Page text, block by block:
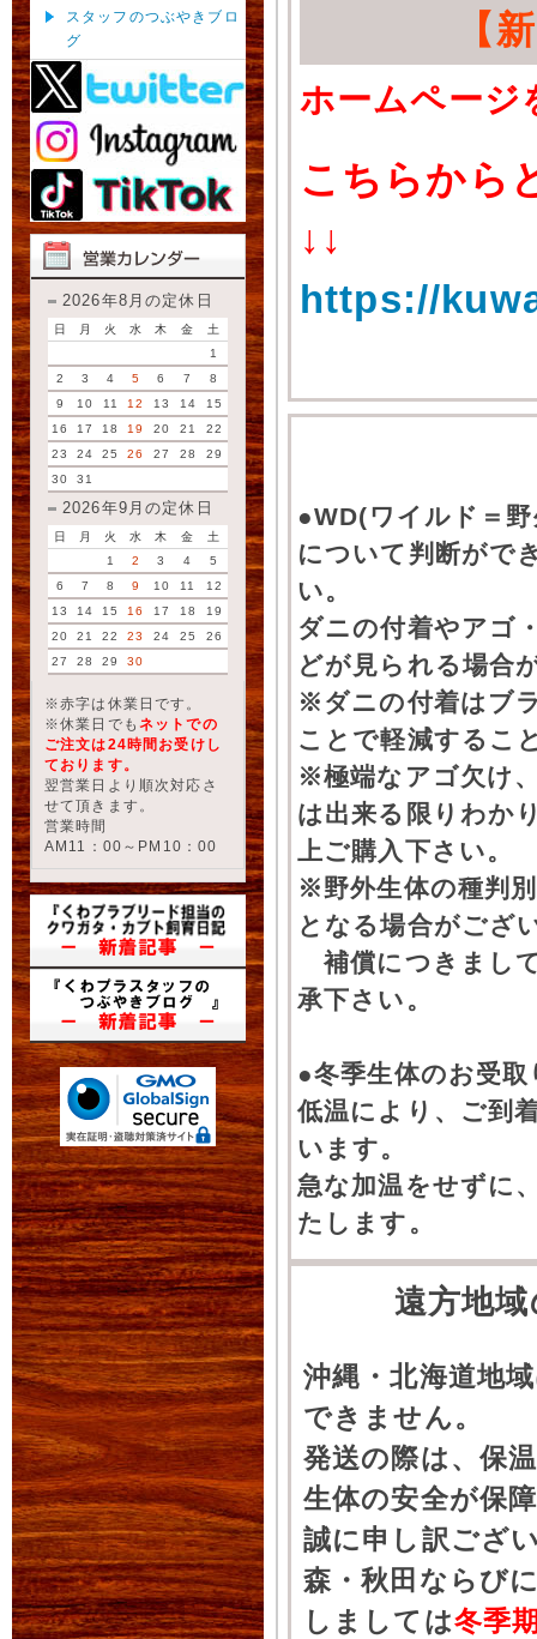
スタッフのつぶやきブロ
グ
2026年8月の定休日
日 月 火 水 木 金
土
1
2
3 4 5 6 7
8
9
10 11 12 13 14
15
16
17 18 19 20 21
22
23
24 25 26 27 28
29
30
31
2026年9月の定休日
日 月 火 水 木 金
土
1
2 3 4
5
6
7 8 9 10 11
12
13
14 15 16 17 18
19
20
21 22 23 24 25
26
27
28 29 30
※赤字は休業日です。
※休業日でも ネットでの
ご注文は24時間お受けし
ております。
翌営業日より順次対応さ
せて頂きます。
営業時間
AM11：00～PM10：00
【
ホームページ
こちらから
↓↓
https://
●WD(ワイルド＝
について判断がで
い。
ダニの付着やアゴ
どが見られる場合
※ダニの付着はブ
ことで軽減するこ
※極端なアゴ欠け
は出来る限りわか
上ご購入下さい。
※野外生体の種判
となる場合がござ
補償につきまし
承下さい。
●冬季生体のお受
低温により、ご到
います。
急な加温をせずに
たします。
遠方地
沖縄・北海道地
できません。
発送の際は、保
生体の安全が保
誠に申し訳ござ
森・秋田ならび
しましては冬季